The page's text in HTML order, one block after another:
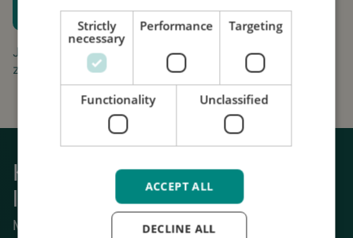
Plan een proefpassing
Houd me op de hoogte
Jouw aanvraag is gratis en vrijblijvend. Wij gaan
zorgvuldig om met uw gegevens.
Krijg weer grip op het dagelijks
leven
Mechanische stabilisatie van tremor.
Strictly
necessary
Performance Targeting
Functionality Unclassified
ACCEPT ALL
DECLINE ALL